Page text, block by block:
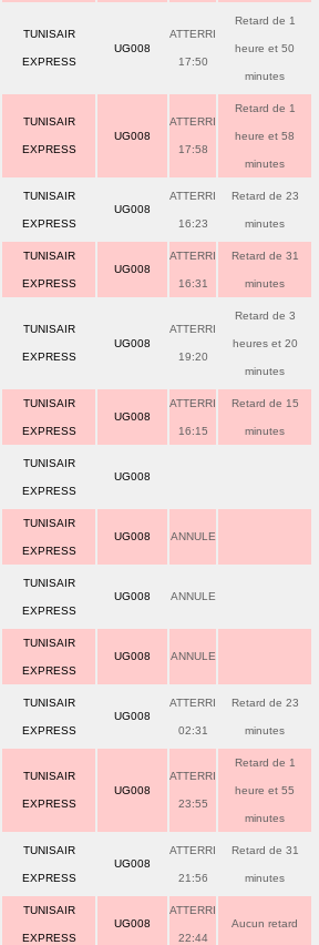
TUNISAIR
EXPRESS
UG008
ATTERRI
17:50
Retard de 1
heure et 50
minutes
TUNISAIR
EXPRESS
UG008
ATTERRI
17:58
Retard de 1
heure et 58
minutes
TUNISAIR
EXPRESS
UG008
ATTERRI
16:23
Retard de 23
minutes
TUNISAIR
EXPRESS
UG008
ATTERRI
16:31
Retard de 31
minutes
TUNISAIR
EXPRESS
UG008
ATTERRI
19:20
Retard de 3
heures et 20
minutes
TUNISAIR
EXPRESS
UG008
ATTERRI
16:15
Retard de 15
minutes
TUNISAIR
EXPRESS
UG008
TUNISAIR
EXPRESS
UG008 ANNULE
TUNISAIR
EXPRESS
UG008 ANNULE
TUNISAIR
EXPRESS
UG008 ANNULE
TUNISAIR
EXPRESS
UG008
ATTERRI
02:31
Retard de 23
minutes
TUNISAIR
EXPRESS
UG008
ATTERRI
23:55
Retard de 1
heure et 55
minutes
TUNISAIR
EXPRESS
UG008
ATTERRI
21:56
Retard de 31
minutes
TUNISAIR
EXPRESS
UG008
ATTERRI
22:44
Aucun retard